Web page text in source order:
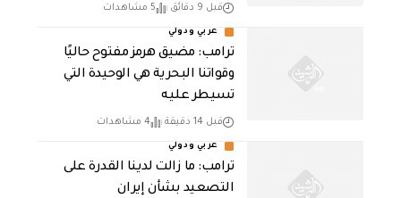
قبل 9 دقائق 5 مشاهدات
عربي ودولي
ترامب: مضيق هرمز مفتوح حاليًا
وقواتنا البحرية هي الوحيدة التي
تسيطر عليه
قبل 14 دقيقة 4 مشاهدات
عربي ودولي
ترامب: ما زالت لدينا القدرة على
التصعيد بشأن إيران